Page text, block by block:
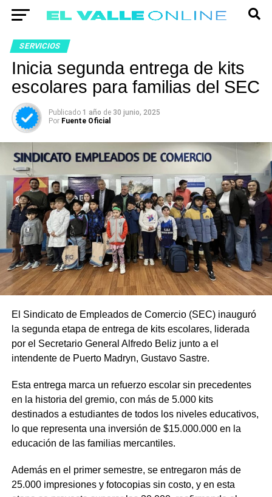
SERVICIOS
Inicia segunda entrega de kits
escolares para familias del SEC
Publicado 1 año de 30 junio, 2025
Por Fuente Oficial
El Sindicato de Empleados de Comercio (SEC) inauguró
la segunda etapa de entrega de kits escolares, liderada
por el Secretario General Alfredo Beliz junto a el
intendente de Puerto Madryn, Gustavo Sastre.
Esta entrega marca un refuerzo escolar sin precedentes
en la historia del gremio, con más de 5.000 kits
destinados a estudiantes de todos los niveles educativos,
lo que representa una inversión de $15.000.000 en la
educación de las familias mercantiles.
Además en el primer semestre, se entregaron más de
25.000 impresiones y fotocopias sin costo, y en esta